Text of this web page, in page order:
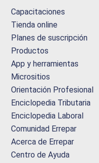
Capacitaciones
Tienda online
Planes de suscripción
Productos
App y herramientas
Micrositios
Orientación Profesional
Enciclopedia Tributaria
Enciclopedia Laboral
Comunidad Errepar
Acerca de Errepar
Centro de Ayuda